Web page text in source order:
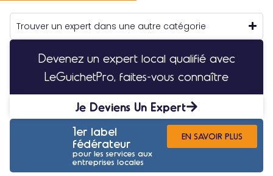
1er label
fédérateur
pour les services aux
entreprises locales
EN SAVOIR PLUS
Trouver un expert dans une autre catégorie
Devenez un expert local qualifié avec
LeGuichetPro, faites-vous connaître
Je Deviens Un Expert